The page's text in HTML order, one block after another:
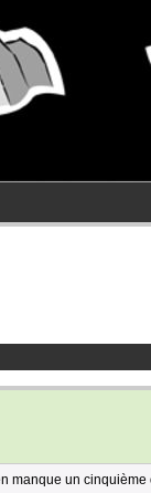
manque un